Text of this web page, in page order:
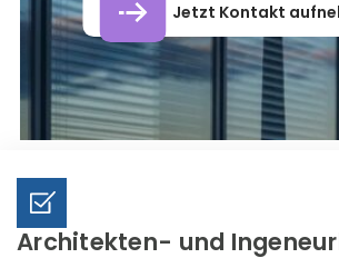
Jetzt Kontakt
Architekten- und